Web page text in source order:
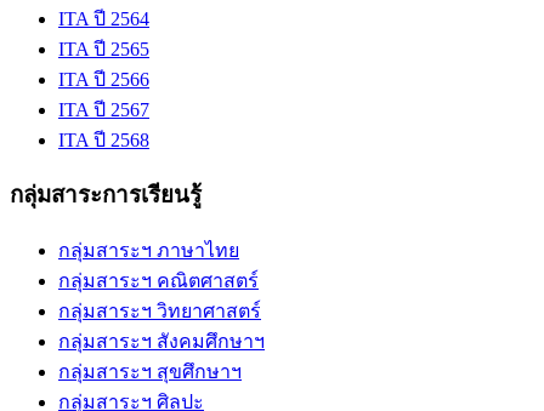
ITA ปี 2564
ITA ปี 2565
ITA ปี 2566
ITA ปี 2567
ITA ปี 2568
กลุ่มสาระการเรียนรู้
กลุ่มสาระฯ ภาษาไทย
กลุ่มสาระฯ คณิตศาสตร์
กลุ่มสาระฯ วิทยาศาสตร์
กลุ่มสาระฯ สังคมศึกษาฯ
กลุ่มสาระฯ สุขศึกษาฯ
กลุ่มสาระฯ ศิลปะ